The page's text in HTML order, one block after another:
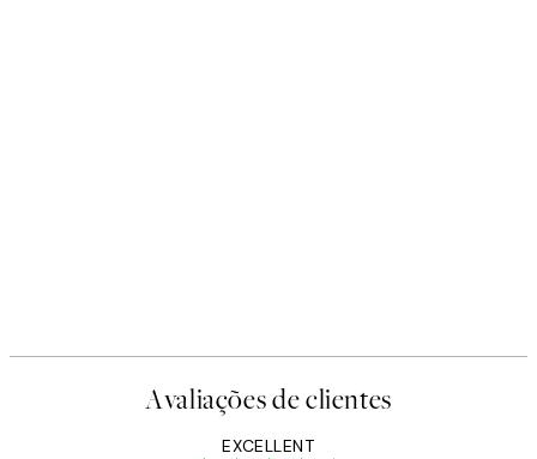
Avaliações de clientes
EXCELLENT